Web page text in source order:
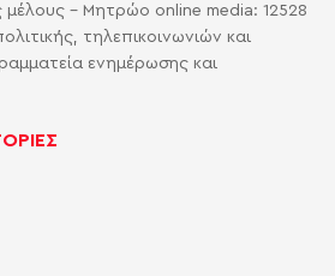
- Μητρώο online media: 12528
τηλεπικοινωνιών και
ενημέρωσης και